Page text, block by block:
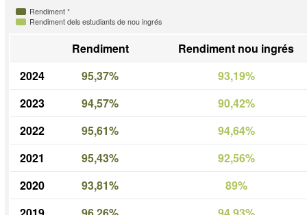
Rendiment *
Rendiment dels estudiants de nou ingrés
Rendiment
Rendiment nou ingrés
2024
95,37%
93,19%
2023
94,57%
90,42%
2022
95,61%
94,64%
2021
95,43%
92,56%
2020
93,81%
89%